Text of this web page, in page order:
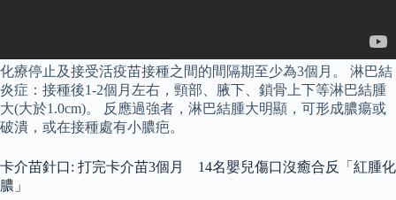
化療停止及接受活疫苗接種之間的間隔期至少為3個月。 淋巴結
炎症：接種後1-2個月左右，頸部、腋下、鎖骨上下等淋巴結腫
大(大於1.0cm)。 反應過強者，淋巴結腫大明顯，可形成膿瘍或
破潰，或在接種處有小膿疤。
卡介苗針口: 打完卡介苗3個月 14名嬰兒傷口沒癒合反「紅腫化
膿」